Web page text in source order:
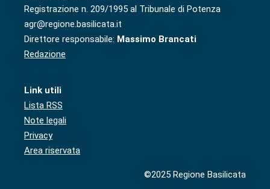
Registrazione n. 209/1995 al Tribunale di Potenza
agr@regione.basilicata.it
Direttore responsabile: Massimo Brancati
Redazione
Link utili
Lista RSS
Note legali
Privacy
Area riservata
©2025 Regione Basilicata